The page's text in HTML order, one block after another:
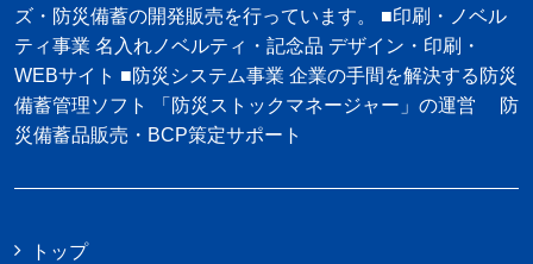
ズ・防災備蓄の開発販売を行っています。 ■印刷・ノベル
ティ事業 名入れノベルティ・記念品 デザイン・印刷・
WEBサイト ■防災システム事業 企業の手間を解決する防災
備蓄管理ソフト 「防災ストックマネージャー」の運営 防
災備蓄品販売・BCP策定サポート
トップ